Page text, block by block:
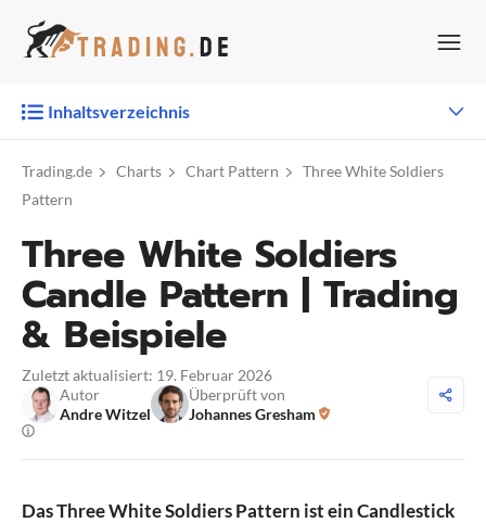
Inhalt
Inhaltsverzeichnis
Trading.de Charts Chart Pattern
Three White Soldiers
Pattern
Three White Soldiers
Candle Pattern | Trading
& Beispiele
Zuletzt aktualisiert: 19. Februar 2026
Autor
Andre Witzel
Überprüft von
Johannes Gresham
Das Three White Soldiers Pattern ist ein Candlestick